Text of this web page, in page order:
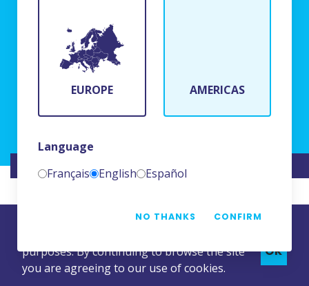
EUROPE AMERICAS
Language
Français
English Español
NO THANKS CONFIRM
BFR Systems
24 rue du Bois Chaland
91090 Lisses, France
WEBSITE CREATED BY
purposes. By continuing to browse the site
you are agreeing to our use of cookies.
OK